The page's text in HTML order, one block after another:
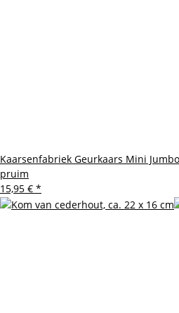
Kaarsenfabriek Geurkaars Mini
pruim
15,95 € *